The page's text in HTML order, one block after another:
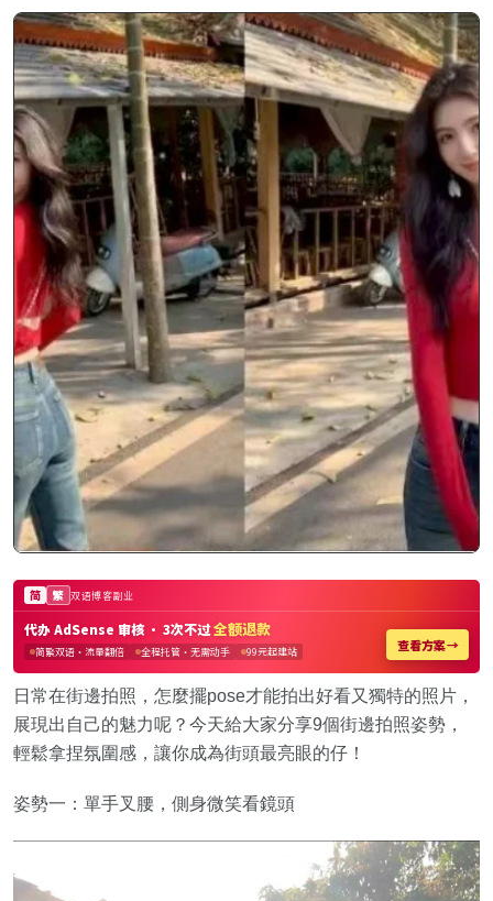
日常在街邊拍照，怎麼擺pose才能拍出好看又獨特的照片，
展現出自己的魅力呢？今天給大家分享9個街邊拍照姿勢，
輕鬆拿捏氛圍感，讓你成為街頭最亮眼的仔！
姿勢一：單手叉腰，側身微笑看鏡頭